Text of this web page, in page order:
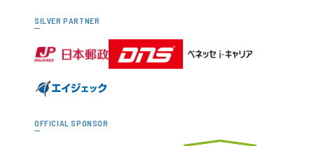
SILVER PARTNER
OFFICIAL SPONSOR